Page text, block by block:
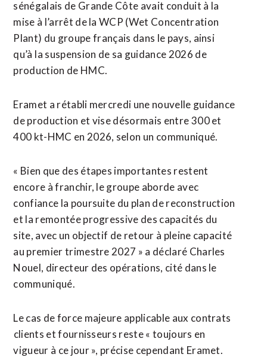
sénégalais de Grande Côte avait conduit à la
mise à l’arrêt de la WCP (Wet Concentration
Plant) du groupe ⁠français dans le pays, ainsi
qu’à ⁠la suspension de sa guidance 2026 de
production de HMC.
Eramet a rétabli mercredi une nouvelle guidance
de production et vise désormais entre ⁠300 ‌et
400 kt-HMC en 2026, selon un ⁠communiqué.
« Bien que des étapes ​importantes restent ​
encore à franchir, le groupe aborde avec
confiance ​la poursuite du plan de reconstruction
et la remontée ‌progressive des ​capacités du
site, avec un objectif de retour ​à pleine capacité
au premier trimestre 2027 » a déclaré Charles
Nouel, directeur des opérations, cité dans le
communiqué.
Le cas de force majeure applicable aux contrats
⁠clients et fournisseurs reste « toujours en
vigueur à ce jour », précise cependant ​Eramet.